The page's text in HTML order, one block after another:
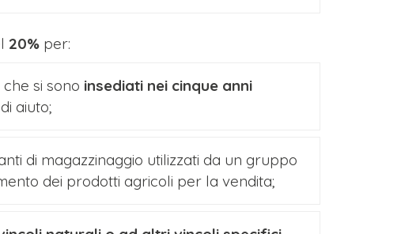
20% per:
che si sono insediati nei cinque anni
di aiuto;
di magazzinaggio utilizzati da un gruppo
dei prodotti agricoli per la vendita;